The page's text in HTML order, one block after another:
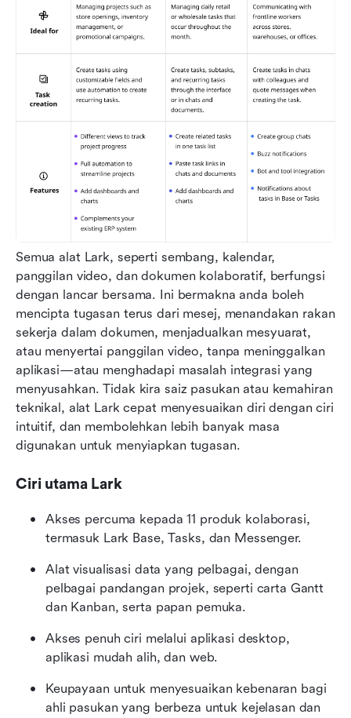
Semua alat Lark, seperti sembang, kalendar,
panggilan video, dan dokumen kolaboratif, berfungsi
dengan lancar bersama. Ini bermakna anda boleh
mencipta tugasan terus dari mesej, menandakan rakan
sekerja dalam dokumen, menjadualkan mesyuarat,
atau menyertai panggilan video, tanpa meninggalkan
aplikasi—atau menghadapi masalah integrasi yang
menyusahkan. Tidak kira saiz pasukan atau kemahiran
teknikal, alat Lark cepat menyesuaikan diri dengan ciri
intuitif, dan membolehkan lebih banyak masa
digunakan untuk menyiapkan tugasan.
Ciri utama Lark
Akses percuma kepada 11 produk kolaborasi,
termasuk Lark Base, Tasks, dan Messenger.
Alat visualisasi data yang pelbagai, dengan
pelbagai pandangan projek, seperti carta Gantt
dan Kanban, serta papan pemuka.
Akses penuh ciri melalui aplikasi desktop,
aplikasi mudah alih, dan web.
Keupayaan untuk menyesuaikan kebenaran bagi
ahli pasukan yang berbeza untuk kejelasan dan